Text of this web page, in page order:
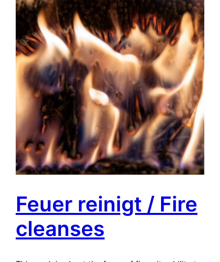
Feuer reinigt / Fire
cleanses